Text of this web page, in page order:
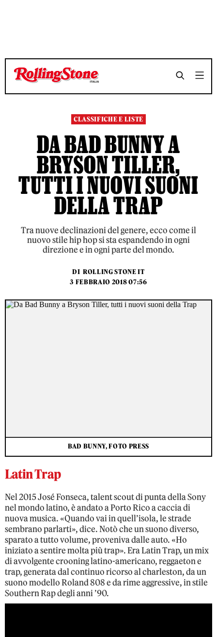
TEMPO DI LETTURA 4 MINUTI SHARE
TEMPO DI LETTURA 4 MINUTI SHARE
CLASSIFICHE E LISTE
DA BAD BUNNY A
BRYSON TILLER,
TUTTI I NUOVI SUONI
DELLA TRAP
Tra nuove declinazioni del genere, ecco come il
nuovo stile hip hop si sta espandendo in ogni
direzione e in ogni parte del mondo.
DI ROLLING STONE IT
3 FEBBRAIO 2018 07:56
BAD BUNNY, FOTO PRESS
Latin Trap
Nel 2015 José Fonseca, talent scout di punta della Sony
nel mondo latino, è andato a Porto Rico a caccia di
nuova musica. «Quando vai in quell’isola, le strade
sembrano parlarti», dice. Notò che un suono diverso,
sparato a tutto volume, proveniva dalle auto. «Ho
iniziato a sentire molta più trap». Era Latin Trap, un mix
di avvolgente crooning latino-americano, reggaeton e
trap, generata dal continuo ricorso al charleston, da un
suono modello Roland 808 e da rime aggressive, in stile
Southern Rap degli anni ’90.